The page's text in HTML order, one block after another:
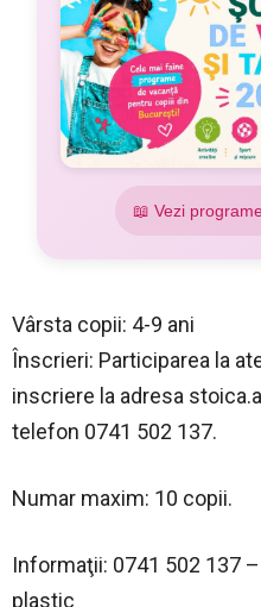
📖 Vezi
Vârsta copii: 4-9 ani
Înscrieri: Participarea la
inscriere la adresa
telefon 0741 502 137.
Numar maxim: 10 copii.
Informaţii: 0741 502 137
plastic